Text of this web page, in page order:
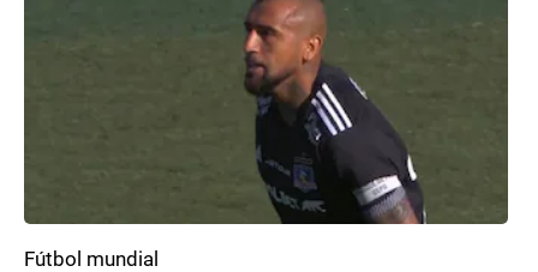
Fútbol mundial